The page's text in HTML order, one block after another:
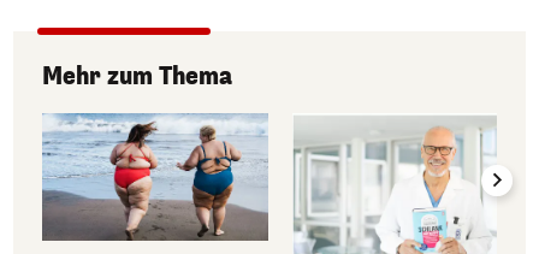
Mehr zum Thema